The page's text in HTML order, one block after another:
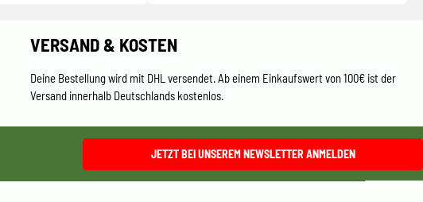
VERSAND & KOSTEN
Deine Bestellung wird mit DHL versendet. Ab einem Einkaufswert von 100€ ist der
Versand innerhalb Deutschlands kostenlos.
JETZT BEI UNSEREM NEWSLETTER ANMELDEN